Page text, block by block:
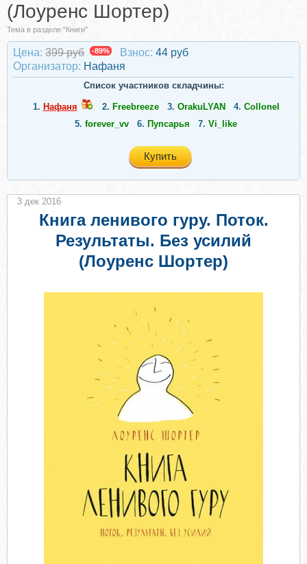
(Лоуренс Шортер)
Тема в разделе "Книги"
Цена: 399 руб -89% Взнос: 44 руб
Организатор: Нафаня
Список участников складчины:
1. Нафаня 2. Freebreeze 3. OrakuLYAN 4. Collonel
5. forever_vv 6. Пупсарья 7. Vi_like
Купить
Книга ленивого гуру. Поток.
Результаты. Без усилий
(Лоуренс Шортер)
3 дек 2016